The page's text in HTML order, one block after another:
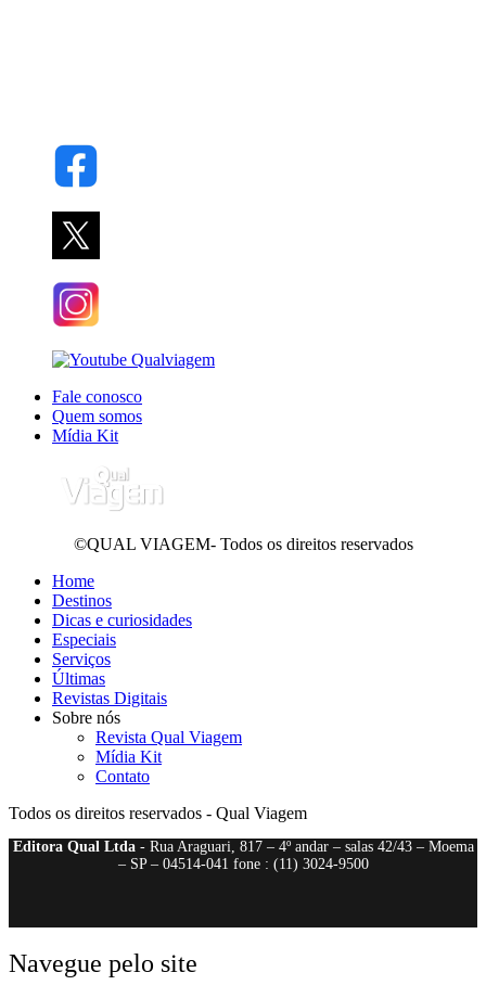
Fale conosco
Quem somos
Mídia Kit
©QUAL VIAGEM- Todos os direitos reservados
Home
Destinos
Dicas e curiosidades
Especiais
Serviços
Últimas
Revistas Digitais
Sobre nós
Revista Qual Viagem
Mídia Kit
Contato
Todos os direitos reservados - Qual Viagem
Editora Qual Ltda- Rua Araguari, 817 – 4º andar – salas 42/43 – Moema
– SP – 04514-041 fone : (11) 3024-9500
Navegue pelo site